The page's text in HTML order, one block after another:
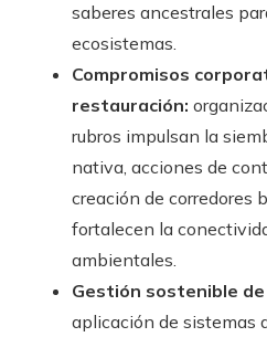
saberes ancestrales
ecosistemas.
Compromisos
restauración:
rubros impulsan la
nativa, acciones de
creación de corredores
fortalecen la
ambientales.
Gestión sostenible
aplicación de sistemas